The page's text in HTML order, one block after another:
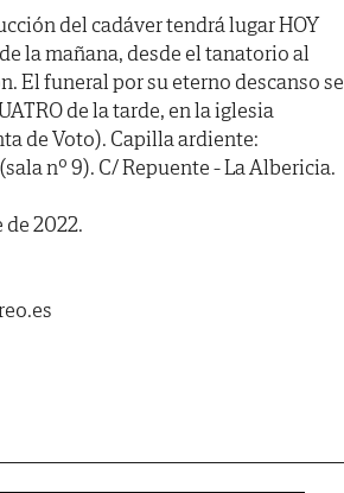
del cadáver tendrá lugar HOY
la mañana, desde el tanatorio al
El funeral por su eterno descanso se
de la tarde, en la iglesia
de Voto). Capilla ardiente:
nº 9). C/ Repuente - La Albericia.
2022.